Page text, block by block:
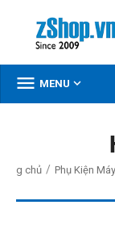
 MENU 
chủ / Phụ Kiện